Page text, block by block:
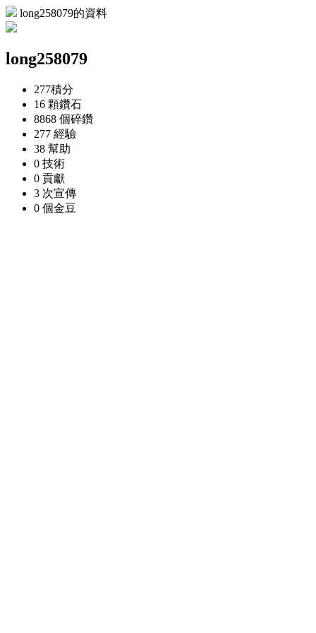
long258079的資料
long258079
277積分
16 顆鑽石
8868 個碎鑽
277 經驗
38 幫助
0 技術
0 貢獻
3 次宣傳
0 個金豆